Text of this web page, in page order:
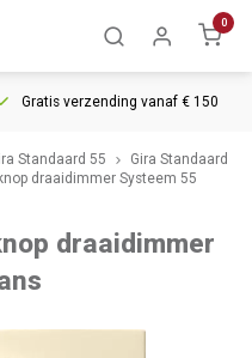
0
Gratis verzending vanaf € 150
Standaard 55
Gira Standaard
draaidimmer Systeem 55
draaidimmer